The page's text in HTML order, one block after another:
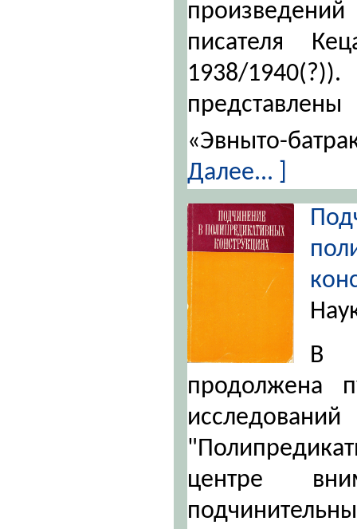
писателя
1938/
«Эвныто-
Далее... ]
В
продолжена
центре